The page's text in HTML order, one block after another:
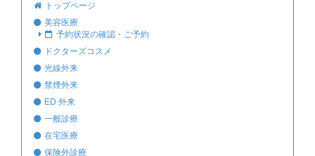
トップページ
美容医療
予約状況の確認・ご予約
ドクターズコスメ
光線外来
禁煙外来
ED 外来
一般診療
在宅医療
保険外診療